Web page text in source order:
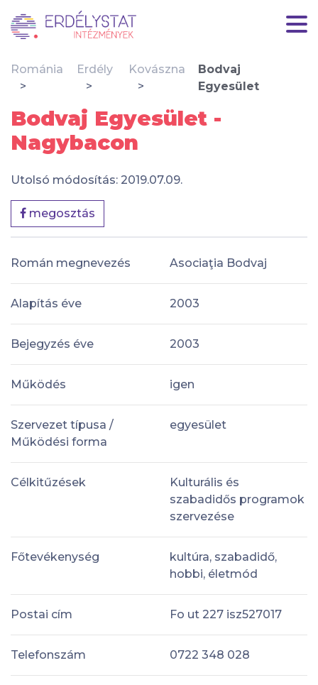
Románia Erdély Kovászna
Bodvaj
Egyesület
Bodvaj Egyesület -
Nagybacon
Utolsó módosítás: 2019.07.09.
megosztás
Román megnevezés Asociaţia Bodvaj
Alapítás éve 2003
Bejegyzés éve 2003
Működés igen
Szervezet típusa /
Működési forma
egyesület
Célkitűzések
Kulturális és
szabadidős programok
szervezése
Főtevékenység
kultúra, szabadidő,
hobbi, életmód
Postai cím Fo ut 227 isz527017
Telefonszám 0722 348 028